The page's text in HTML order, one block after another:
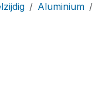
Aluminium